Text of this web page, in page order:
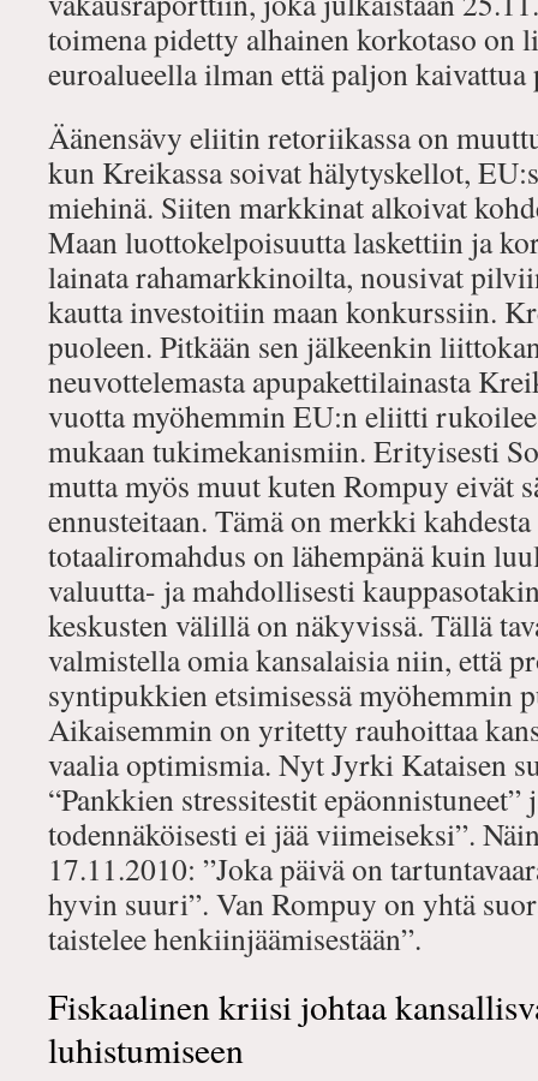
toimena pidetty alhainen korkotaso on
euroalueella ilman että paljon
Äänensävy eliitin retoriikassa on
kun Kreikassa soivat hälytyskellot,
miehinä. Siiten markkinat alkoivat
Maan luottokelpoisuutta laskettiin ja
lainata rahamarkkinoilta, nousivat
kautta investoitiin maan konkurssiin.
puoleen. Pitkään sen jälkeenkin
neuvottelemasta apupakettilainasta
vuotta myöhemmin EU:n eliitti
mukaan tukimekanismiin. Erityisesti
mutta myös muut kuten Rompuy eivät
ennusteitaan. Tämä on merkki
totaaliromahdus on lähempänä kuin
valuutta- ja mahdollisesti
keskusten välillä on näkyvissä. Tällä
valmistella omia kansalaisia niin, että
syntipukkien etsimisessä myöhemmin
Aikaisemmin on yritetty rauhoittaa
vaalia optimismia. Nyt Jyrki Kataisen
“Pankkien stressitestit epäonnistuneet”
todennäköisesti ei jää viimeiseksi”.
17.11.2010: ”Joka päivä on
hyvin suuri”. Van Rompuy on yhtä
taistelee henkiinjäämisestään”.
Fiskaalinen kriisi johtaa
luhistumiseen